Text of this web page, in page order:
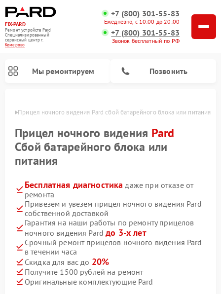
FIX-PARD
Ремонт устройств Pard
Специализированный
cервисный центр г.
Кемерово
+7 (800) 301-55-83
Ежедневно, с 10:00 до 20:00
+7 (800) 301-55-83
Звонок бесплатный по РФ
Мы ремонтируем Позвонить
Прицел ночного видения Pard сбой батарейного блока или питания
Прицел ночного видения Pard
Сбой батарейного блока или
питания
Бесплатная диагностика даже при отказе от
ремонта
Привезем и увезем прицел ночного видения Pard
собственной доставкой
Гарантия на наши работы по ремонту прицелов
ночного видения Pardдо 3-х лет
Срочный ремонт прицелов ночного видения Pard
в течении часа
Скидка для вас до 20%
Получите 1500 рублей на ремонт
Оригинальные комплектующие Pard